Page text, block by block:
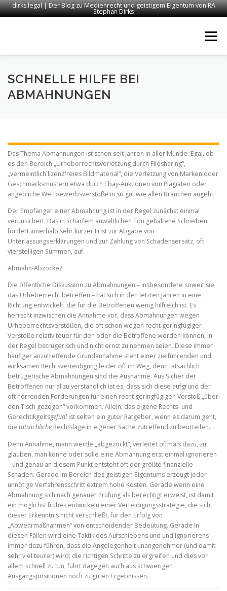
dirks.legal | Der Blog zu Medienrecht und geistigem Eigentum von RA
Stephan Dirks
Menü
START KONTAKT RECHTSANWALT DIRKS
SCHNELLE HILFE BEI
ABMAHNUNGEN
Das Thema Abmahnungen ist schon seit Jahren in aller Munde. Egal, ob
es den Bereich „Urheberrechtsverletzung durch Filesharing“,
„vermeintlich lizenzfreies Bildmaterial“, die Verletzung von Marken oder
Geschmacksmustern etwa durch Ebay-Auktionen von Plagiaten oder
angebliche Wettbewerbsverstöße in so gut wie allen Branchen angeht:
Der Empfänger einer Abmahnung ist in der Regel zunächst einmal
verunsichert. Das in scharfem anwaltlichen Ton gehaltene Schreiben
fordert innerhalb sehr kurzer Frist zur Abgabe von
Unterlassungserklärungen und zur Zahlung von Schadensersatz, oft
vierstelligen Summen, auf.
Abmahn-Abzocke?
Die öffentliche Diskussion zu Abmahnungen – insbesondere soweit sie
das Urheberrecht betreffen – hat sich in den letzten Jahren in eine
Richtung entwickelt, die für die Betroffenen wenig hilfreich ist. Es
herrscht inzwischen die Annahme vor, dass Abmahnungen wegen
Urheberrechtsverstößen, die oft schon wegen recht geringfügiger
Verstöße relativ teuer für den oder die Betroffene werden können, in
der Regel betrügerisch und nicht ernst zu nehmen seien. Diese immer
häufiger anzutreffende Grundannahme steht einer zielführenden und
wirksamen Rechtsverteidigung leider oft im Weg, denn tatsächlich
betrügerische Abmahnungen sind die Ausnahme. Aus Sicher der
Betroffenen nur allzu verständlich ist es, dass sich diese aufgrund der
oft horrenden Forderungen für einen recht geringfügigen Verstoß „über
den Tisch gezogen“ vorkommen. Allein, das eigene Rechts- und
Gerechtikgeitsgefühlist selten ein guter Ratgeber, wenn es darum geht,
die tatsächliche Rechtslage in eigener Sache zutreffend zu beurteilen.
Denn Annahme, mann werde „abgezockt“, verleitet oftmals dazu, zu
glauben, man könne oder solle eine Abmahnung erst einmal ignorieren
– und genau an diesem Punkt entsteht oft der größte finanzielle
Schaden. Gerade im Bereich des geistigen Eigentums erzeugt jeder
unnötige Verfahrensschritt extrem hohe Kosten. Gerade wenn eine
Abmahnung sich nach genauer Prüfung als berechtigt erweist, ist damit
ein möglichst frühes entwickeln einer Verteidigungsstrategie, die sich
dieser Erkenntnis nicht verschließt, für den Erfolg von
„Abwehrmaßnahmen“ von entscheidender Bedeutung. Gerade In
diesen Fällen wird eine Taktik des Aufschiebens und und Ignorierens
immer dazu führen, dass die Angelegenheit unangenehmer (und damit
sehr viel teurer) wird; die richtigen Schritte zu ergreifen und dies vor
allem schnell zu tun, führt dagegen auch aus schwierigen
Ausgangspositionen noch zu guten Ergebnissen.